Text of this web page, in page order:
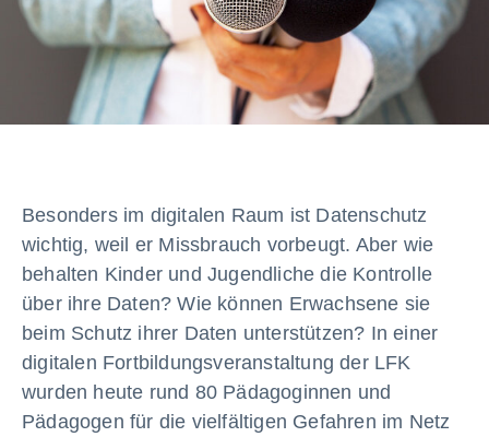
Besonders im digitalen Raum ist Datenschutz
wichtig, weil er Missbrauch vorbeugt. Aber wie
behalten Kinder und Jugendliche die Kontrolle
über ihre Daten? Wie können Erwachsene sie
beim Schutz ihrer Daten unterstützen? In einer
digitalen Fortbildungsveranstaltung der LFK
wurden heute rund 80 Pädagoginnen und
Pädagogen für die vielfältigen Gefahren im Netz